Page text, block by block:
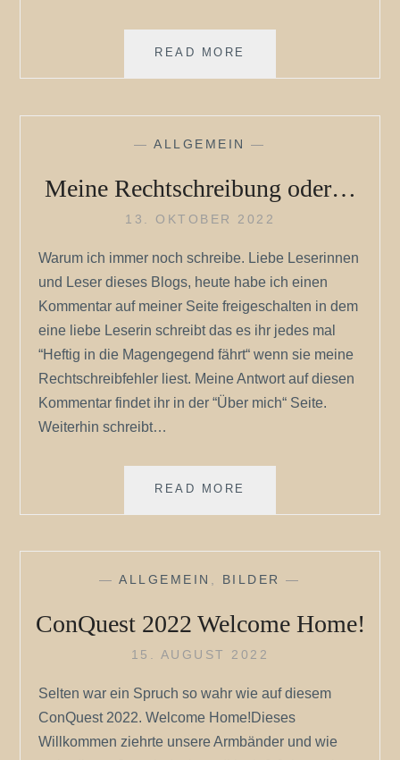
READ MORE
—ALLGEMEIN —
Meine Rechtschreibung oder…
13. OKTOBER 2022
Warum ich immer noch schreibe. Liebe Leserinnen
und Leser dieses Blogs, heute habe ich einen
Kommentar auf meiner Seite freigeschalten in dem
eine liebe Leserin schreibt das es ihr jedes mal
“Heftig in die Magengegend fährt“ wenn sie meine
Rechtschreibfehler liest. Meine Antwort auf diesen
Kommentar findet ihr in der “Über mich“ Seite.
Weiterhin schreibt…
READ MORE
—ALLGEMEIN BILDER —
ConQuest 2022 Welcome Home!
15. AUGUST 2022
Selten war ein Spruch so wahr wie auf diesem
ConQuest 2022. Welcome Home!Dieses
Willkommen ziehrte unsere Armbänder und wie